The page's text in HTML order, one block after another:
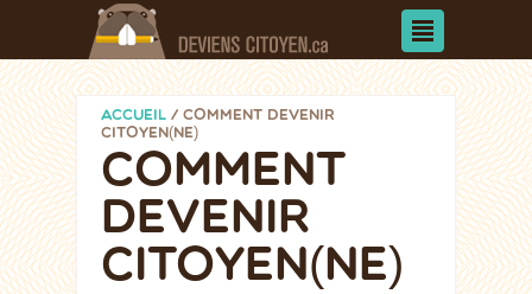
ACCUEIL / COMMENT DEVENIR
CITOYEN(NE)
COMMENT
DEVENIR
CITOYEN(NE)